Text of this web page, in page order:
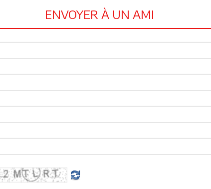
ENVOYER À UN AMI